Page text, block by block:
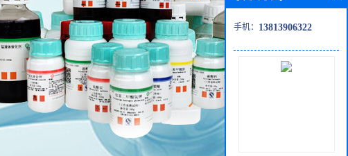
手机： 13813906322